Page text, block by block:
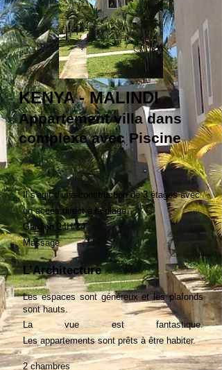
KENYA - MALINDI
Appartement villa dans
complexe avec Piscine
Il s'agit d’une construction de 3 étages avec
un accès direct à la plage.
Gardien 24H/24
Massage
L’Architecture
Les espaces sont généreux et les plafonds
sont hauts.
La vue est fantastique.
Lesappartementssont prêts àêtrehabiter.
2 chambres